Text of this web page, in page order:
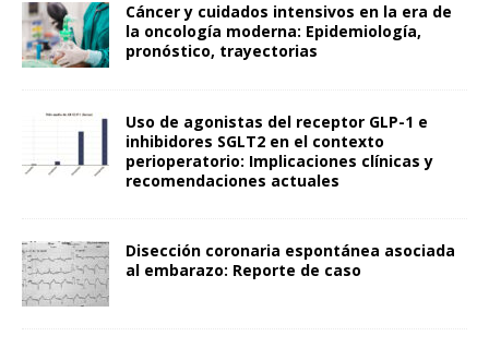
Cáncer y cuidados intensivos en la era de
la oncología moderna: Epidemiología,
pronóstico, trayectorias
Uso de agonistas del receptor GLP-1 e
inhibidores SGLT2 en el contexto
perioperatorio: Implicaciones clínicas y
recomendaciones actuales
Disección coronaria espontánea asociada
al embarazo: Reporte de caso